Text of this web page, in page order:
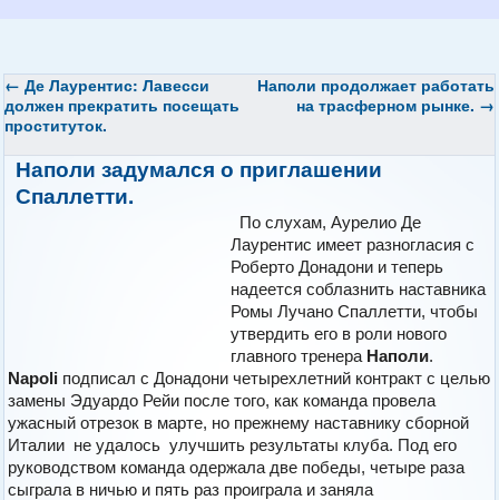
← Де Лаурентис: Лавесси
должен прекратить посещать
проституток.
Наполи продолжает работать
на трасферном рынке. →
Наполи задумался о приглашении
Спаллетти.
По слухам, Аурелио Де
Лаурентис имеет разногласия с
Роберто Донадони и теперь
надеется соблазнить наставника
Ромы Лучано Спаллетти, чтобы
утвердить его в роли нового
главного тренера Наполи.
Napoli подписал с Донадони четырехлетний контракт с целью
замены Эдуардо Рейи после того, как команда провела
ужасный отрезок в марте, но прежнему наставнику сборной
Италии не удалось улучшить результаты клуба. Под его
руководством команда одержала две победы, четыре раза
сыграла в ничью и пять раз проиграла и заняла